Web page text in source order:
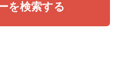
を検索する